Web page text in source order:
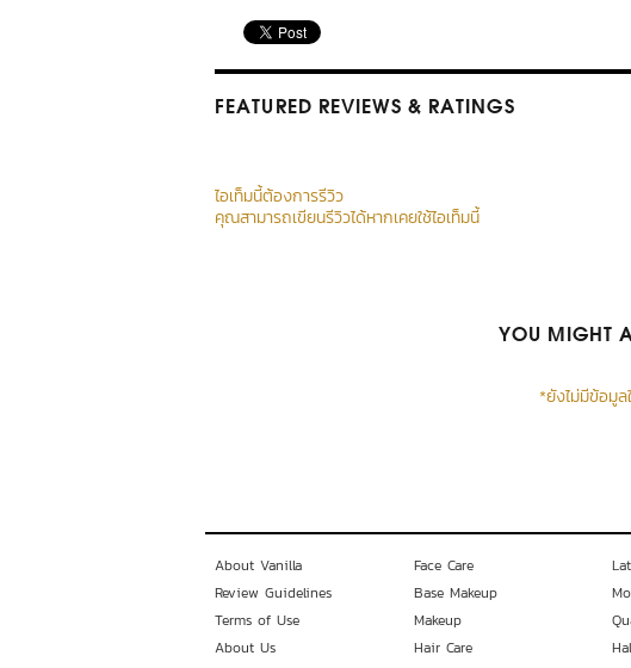
FEATURED REVIEWS & RATINGS
ไอเท็มนี้ต้องการรีวิว
คุณสามารถเขียนรีวิวได้หากเคยใช้ไอเท็มนี้
YOU MIGHT
*ยังไม่มีข้อมูล
About Vanilla
Review Guidelines
Terms of Use
About Us
Face Care
Base Makeup
Makeup
Hair Care